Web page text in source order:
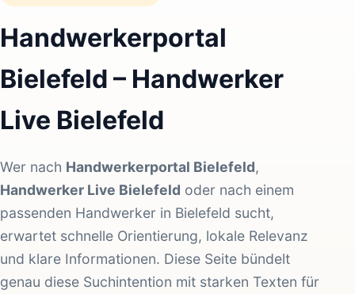
Handwerkerportal
Bielefeld – Handwerker
Live Bielefeld
Wer nach Handwerkerportal Bielefeld,
Handwerker Live Bielefeld oder nach einem
passenden Handwerker in Bielefeld sucht,
erwartet schnelle Orientierung, lokale Relevanz
und klare Informationen. Diese Seite bündelt
genau diese Suchintention mit starken Texten für